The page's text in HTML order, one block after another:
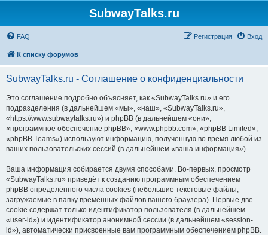
SubwayTalks.ru
FAQ Вход
Регистрация
К списку форумов
SubwayTalks.ru - Соглашение о конфиденциальности
Это соглашение подробно объясняет, как «SubwayTalks.ru» и его
подразделения (в дальнейшем «мы», «наш», «SubwayTalks.ru»,
«https://www.subwaytalks.ru») и phpBB (в дальнейшем «они»,
«программное обеспечение phpBB», «www.phpbb.com», «phpBB Limited»,
«phpBB Teams») используют информацию, полученную во время любой из
ваших пользовательских сессий (в дальнейшем «ваша информация»).
Ваша информация собирается двумя способами. Во-первых, просмотр
«SubwayTalks.ru» приведёт к созданию программным обеспечением
phpBB определённого числа cookies (небольшие текстовые файлы,
загружаемые в папку временных файлов вашего браузера). Первые две
cookie содержат только идентификатор пользователя (в дальнейшем
«user-id») и идентификатор анонимной сессии (в дальнейшем «session-
id»), автоматически присвоенные вам программным обеспечением phpBB.